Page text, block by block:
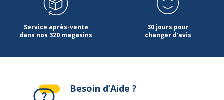
Service après-vente
dans nos 320 magasins
30 jours pour
changer d'avis
Besoin d’Aide ?